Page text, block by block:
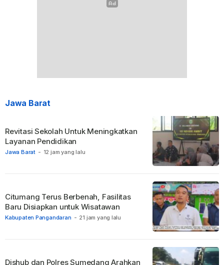
Jawa Barat
Jawa Barat - 12 jam yang lalu
Revitasi Sekolah Untuk Meningkatkan
Layanan Pendidikan
Kabupaten Pangandaran - 21 jam yang lalu
Citumang Terus Berbenah, Fasilitas
Baru Disiapkan untuk Wisatawan
Dishub dan Polres Sumedang Arahkan